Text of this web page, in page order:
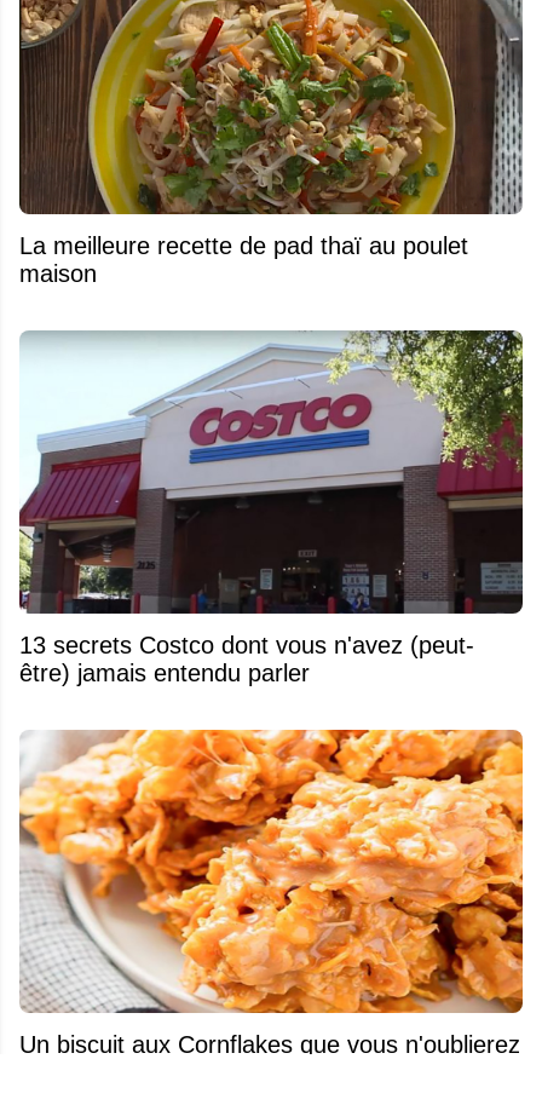
La meilleure recette de pad thaï au poulet
maison
13 secrets Costco dont vous n'avez (peut-
être) jamais entendu parler
Un biscuit aux Cornflakes que vous n'oublierez